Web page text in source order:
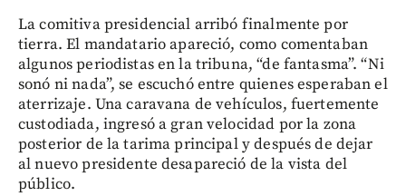
La comitiva presidencial arribó finalmente por
tierra. El mandatario apareció, como comentaban
algunos periodistas en la tribuna, “de fantasma”. “Ni
sonó ni nada”, se escuchó entre quienes esperaban el
aterrizaje. Una caravana de vehículos, fuertemente
custodiada, ingresó a gran velocidad por la zona
posterior de la tarima principal y después de dejar
al nuevo presidente desapareció de la vista del
público.